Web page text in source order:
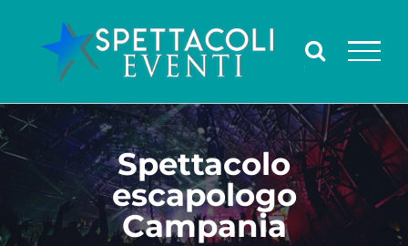
contenuto
Spettacolo
escapologo
Campania